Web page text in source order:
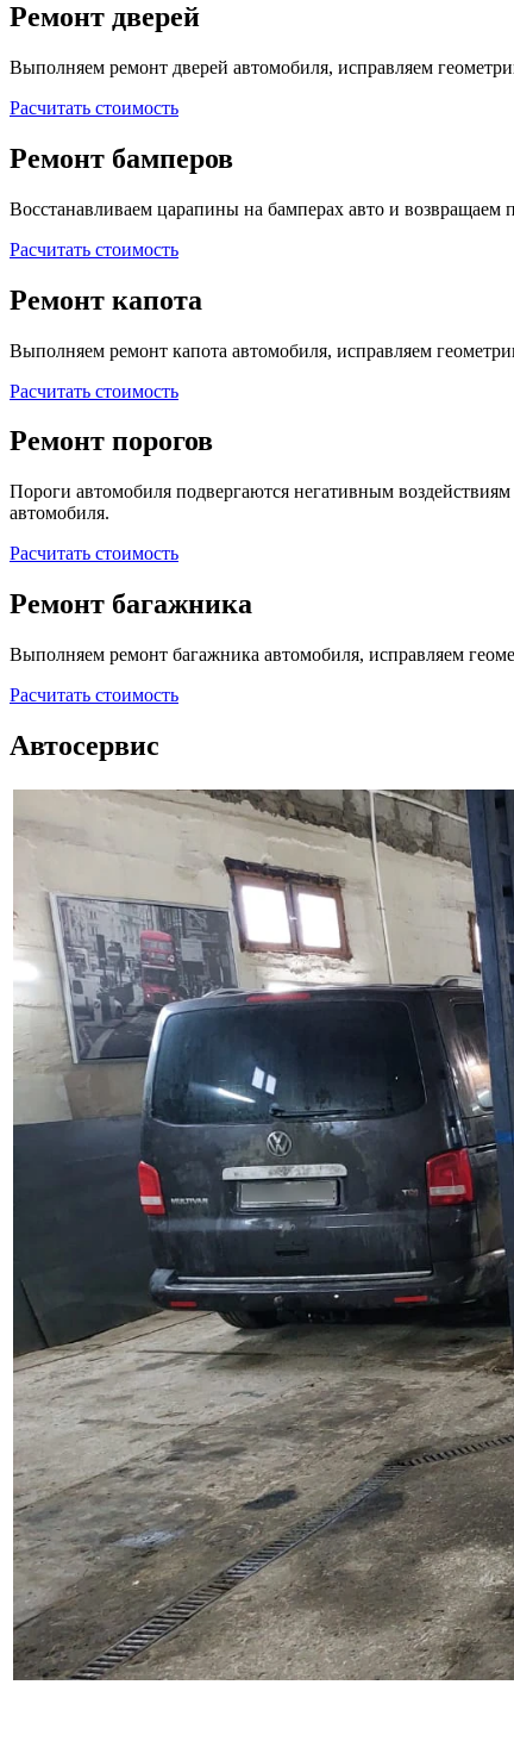
Ремонт дверей
Выполняем ремонт дверей автомобиля, исправляем
Расчитать стоимость
Ремонт бамперов
Восстанавливаем царапины на бамперах авто и
Расчитать стоимость
Ремонт капота
Выполняем ремонт капота автомобиля, исправляем
Расчитать стоимость
Ремонт порогов
Пороги автомобиля подвергаются негативным
автомобиля.
Расчитать стоимость
Ремонт багажника
Выполняем ремонт багажника автомобиля, исправляем
Расчитать стоимость
Автосервис